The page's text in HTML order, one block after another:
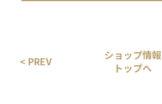
< PREV
ショップ情報
トップへ